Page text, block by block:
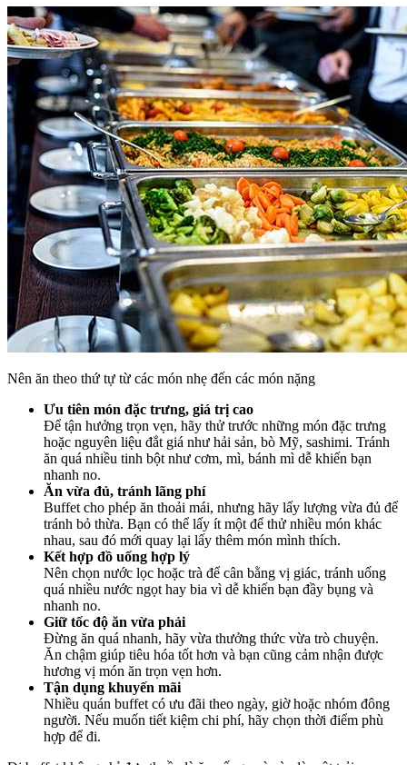
Nên ăn theo thứ tự từ các món nhẹ đến các món nặng
Ưu tiên món đặc trưng, giá trị cao
Để tận hưởng trọn vẹn, hãy thử trước những món đặc trưng
hoặc nguyên liệu đắt giá như hải sản, bò Mỹ, sashimi. Tránh
ăn quá nhiều tinh bột như cơm, mì, bánh mì dễ khiến bạn
nhanh no.
Ăn vừa đủ, tránh lãng phí
Buffet cho phép ăn thoải mái, nhưng hãy lấy lượng vừa đủ để
tránh bỏ thừa. Bạn có thể lấy ít một để thử nhiều món khác
nhau, sau đó mới quay lại lấy thêm món mình thích.
Kết hợp đồ uống hợp lý
Nên chọn nước lọc hoặc trà để cân bằng vị giác, tránh uống
quá nhiều nước ngọt hay bia vì dễ khiến bạn đầy bụng và
nhanh no.
Giữ tốc độ ăn vừa phải
Đừng ăn quá nhanh, hãy vừa thưởng thức vừa trò chuyện.
Ăn chậm giúp tiêu hóa tốt hơn và bạn cũng cảm nhận được
hương vị món ăn trọn vẹn hơn.
Tận dụng khuyến mãi
Nhiều quán buffet có ưu đãi theo ngày, giờ hoặc nhóm đông
người. Nếu muốn tiết kiệm chi phí, hãy chọn thời điểm phù
hợp để đi.